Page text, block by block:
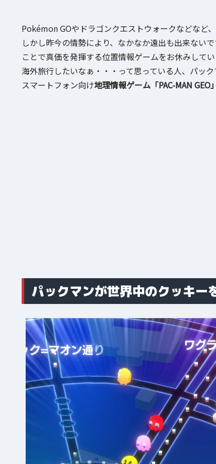
Pokémon GOやドラゴンクエストウォークなどなど
しかし昨今の情勢により、なかなか遠出も出来ない
ことで真価を発揮する位置情報ゲームをお休みしてい
海外旅行したいなぁ・・・って思っている人、パッ
スマートフォン向け地理情報ゲーム「PAC-MAN GEO」
パックマンが世界中のクッキー